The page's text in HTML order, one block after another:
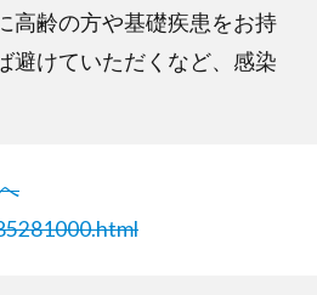
高齢の方や基礎疾患をお持
避けていただくなど、感染